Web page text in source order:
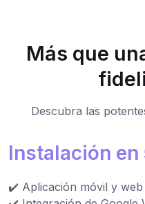
Más que
Descubra las
Instalación
✔️ Aplicación móvil y